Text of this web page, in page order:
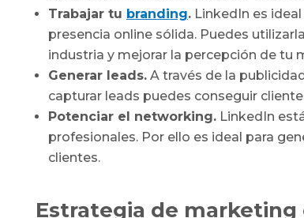
Trabajar tu branding.LinkedIn es
presencia online sólida. Puedes
industria y mejorar la percepción de tu
Generar leads.A través de la
capturar leads puedes conseguir
Potenciar el networking.LinkedIn
profesionales. Por ello es ideal para
clientes.
Estrategia de marketing